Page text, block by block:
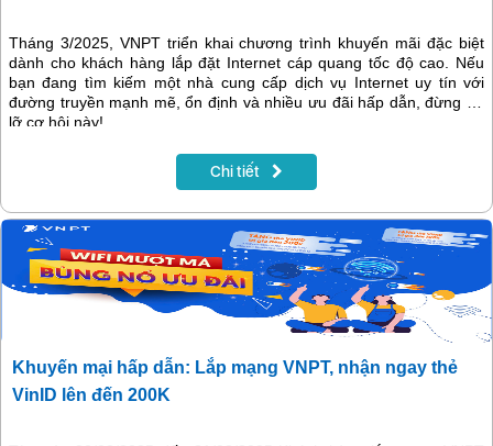
Tháng 3/2025, VNPT triển khai chương trình khuyến mãi đặc biệt
dành cho khách hàng lắp đặt Internet cáp quang tốc độ cao. Nếu
bạn đang tìm kiếm một nhà cung cấp dịch vụ Internet uy tín với
đường truyền mạnh mẽ, ổn định và nhiều ưu đãi hấp dẫn, đừng bỏ
lỡ cơ hội này!
Chi tiết
Khuyến mại hấp dẫn: Lắp mạng VNPT, nhận ngay thẻ
VinID lên đến 200K